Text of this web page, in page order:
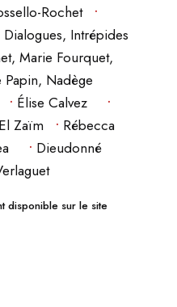
Rochet •
Dialogues, Intrépides
Marie Fourquet,
Nadège
• Élise Calvez •
Zaïm • Rébecca
• Dieudonné
disponible sur le site